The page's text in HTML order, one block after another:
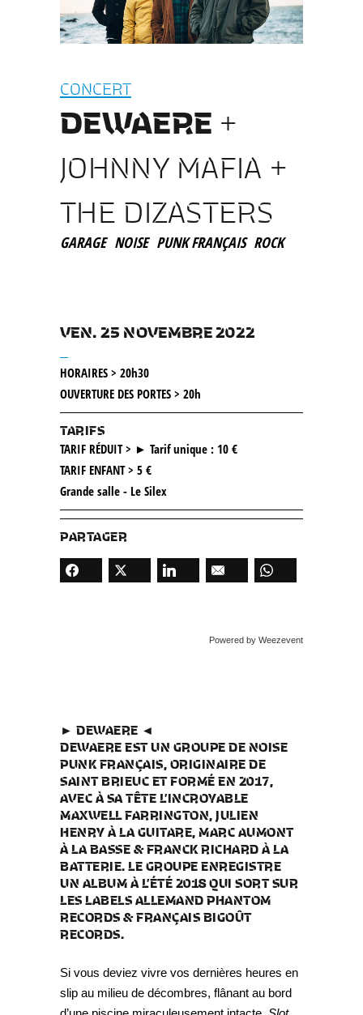
CONCERT
DEWAERE +
JOHNNY MAFIA +
THE DIZASTERS
GARAGE NOISE PUNK FRANÇAIS ROCK
VEN. 25 NOVEMBRE 2022
HORAIRES > 20h30
OUVERTURE DES PORTES > 20h
TARIFS
TARIF RÉDUIT > ► Tarif unique : 10 €
TARIF ENFANT > 5 €
Grande salle - Le Silex
PARTAGER
Powered by Weezevent
► DEWAERE ◄
DEWAERE EST UN GROUPE DE NOISE
PUNK FRANÇAIS, ORIGINAIRE DE
SAINT BRIEUC ET FORMÉ EN 2017,
AVEC À SA TÊTE L’INCROYABLE
MAXWELL FARRINGTON, JULIEN
HENRY À LA GUITARE, MARC AUMONT
À LA BASSE & FRANCK RICHARD À LA
BATTERIE. LE GROUPE ENREGISTRE
UN ALBUM À L’ÉTÉ 2018 QUI SORT SUR
LES LABELS ALLEMAND PHANTOM
RECORDS & FRANÇAIS BIGOÛT
RECORDS.
Si vous deviez vivre vos dernières heures en
slip au milieu de décombres, flânant au bord